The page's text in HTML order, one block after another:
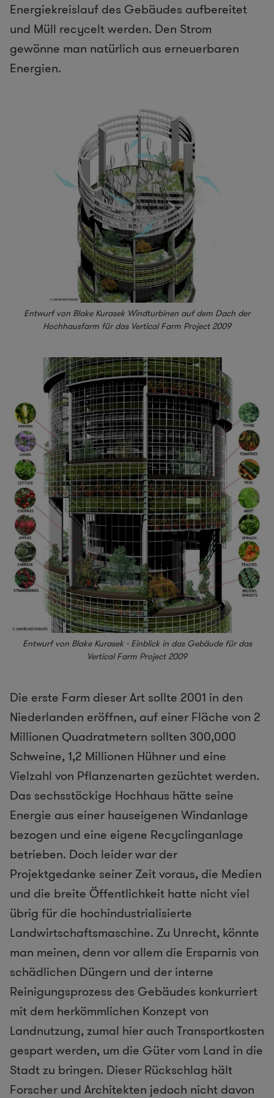
Energiekreislauf des Gebäudes aufbereitet
und Müll recycelt werden. Den Strom
gewönne man natürlich aus erneuerbaren
Energien.
Entwurf von Blake Kurasek Windturbinen auf dem Dach der
Hochhausfarm für das Vertical Farm Project 2009
Entwurf von Blake Kurasek - Einblick in das Gebäude für das
Vertical Farm Project 2009
Die erste Farm dieser Art sollte 2001 in den
Niederlanden eröffnen, auf einer Fläche von 2
Millionen Quadratmetern sollten 300,000
Schweine, 1,2 Millionen Hühner und eine
Vielzahl von Pflanzenarten gezüchtet werden.
Das sechsstöckige Hochhaus hätte seine
Energie aus einer hauseigenen Windanlage
bezogen und eine eigene Recyclinganlage
betrieben. Doch leider war der
Projektgedanke seiner Zeit voraus, die Medien
und die breite Öffentlichkeit hatte nicht viel
übrig für die hochindustrialisierte
Landwirtschaftsmaschine. Zu Unrecht, könnte
man meinen, denn vor allem die Ersparnis von
schädlichen Düngern und der interne
Reinigungsprozess des Gebäudes konkurriert
mit dem herkömmlichen Konzept von
Landnutzung, zumal hier auch Transportkosten
gespart werden, um die Güter vom Land in die
Stadt zu bringen. Dieser Rückschlag hält
Forscher und Architekten jedoch nicht davon